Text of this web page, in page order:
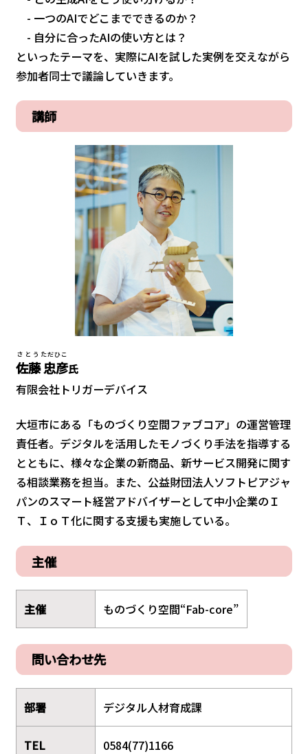
- 一つのAIでどこまでできるのか？
- 自分に合ったAIの使い方とは？
といったテーマを、実際にAIを試した実例を交えながら
参加者同士で議論していきます。
講師
佐藤
さとう
忠彦
ただひこ
氏
有限会社トリガーデバイス
大垣市にある「ものづくり空間ファブコア」の運営管理
責任者。デジタルを活用したモノづくり手法を指導する
とともに、様々な企業の新商品、新サービス開発に関す
る相談業務を担当。また、公益財団法人ソフトピアジャ
パンのスマート経営アドバイザーとして中小企業のＩ
Ｔ、ＩｏＴ化に関する支援も実施している。
主催
主催 ものづくり空間“Fab-core”
問い合わせ先
部署 デジタル人材育成課
TEL 0584(77)1166